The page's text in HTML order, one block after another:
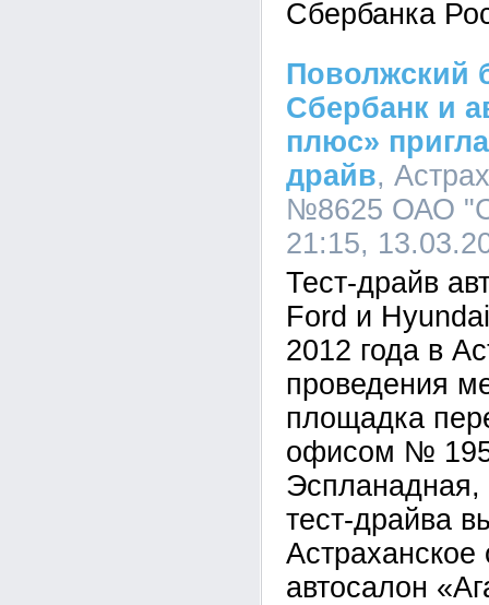
Сбербанка
Поволжский
Сбербанк и
плюс»
драйв,
№8625 ОАО
21:15,
Тест-драйв
Ford и
2012 года в
проведения
площадка
офисом №
Эспланадная,
тест-драйва
автосалон